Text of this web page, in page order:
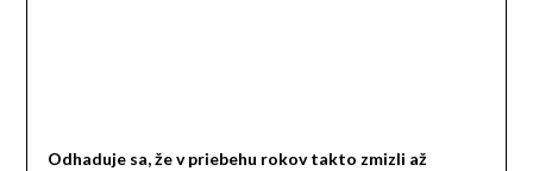
Odhaduje sa, že v priebehu rokov takto zmizli až